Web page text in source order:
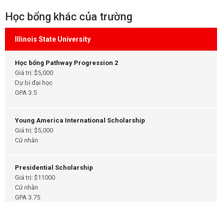
Học bổng khác của trường
Illinois State University
Học bổng Pathway Progression 2
Giá trị: $5,000
Dự bị đại học
GPA 3.5
Young America International Scholarship
Giá trị: $5,000
Cử nhân
Presidential Scholarship
Giá trị: $11000
Cử nhân
GPA 3.75